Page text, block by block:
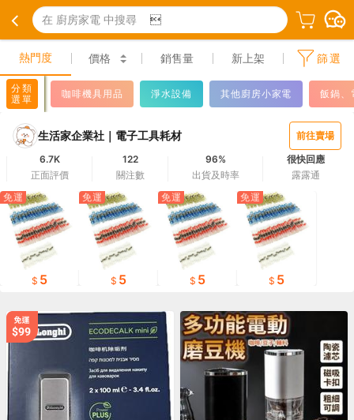
在 廚房家電 中搜尋 
熱門度 價格 銷售量 新上架 篩選
分類
選單
咖啡機具用品 淨水設備 其他廚房小家電 飯鍋、
生活家企業社｜電子工具耗材
前往賣場
6.7K
正面評價
122
關注數
96%
出貨及時率
很快回應
露露通
免運
5
免運
5
免運
5
免運
5